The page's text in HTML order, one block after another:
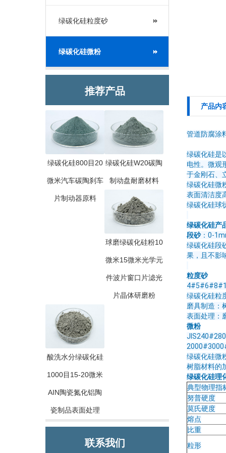
绿碳化硅粒度砂
绿碳化硅微粉
推荐产品
绿碳化硅800目20
微米汽车碳陶刹车
片制动器原料
绿碳化硅W20碳陶
制动盘耐磨材料
球磨绿碳化硅粉10
微米15微米光学元
件波片窗口片滤光
片晶体研磨粉
酸洗水分绿碳化硅
1000目15-20微米
AIN陶瓷氮化铝陶
瓷制品表面处理
联系我们
产品内
管道防腐涂
绿碳化硅是
电性。微观
于金刚石、
绿碳化硅微
表面清洁度
绿碳化硅球
绿碳化硅产
段砂：0-
绿碳化硅段
果，且不影
粒度砂
绿碳化硅粒
磨具制造：
表面处理：
微粉
绿碳化硅微
树脂材料的
绿碳化硅理
典型物理指
努普硬度
莫氏硬度
熔点
比重
粒形